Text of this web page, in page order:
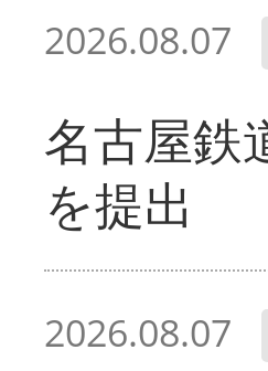
2026.08.07
名古屋
を提出
2026.08.07